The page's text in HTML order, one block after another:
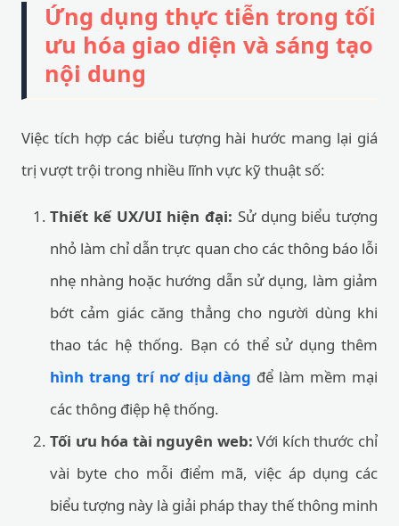
Ứng dụng thực tiễn trong tối
ưu hóa giao diện và sáng tạo
nội dung
Việc tích hợp các biểu tượng hài hước mang lại giá
trị vượt trội trong nhiều lĩnh vực kỹ thuật số:
Thiết kế UX/UI hiện đại: Sử dụng biểu tượng
nhỏ làm chỉ dẫn trực quan cho các thông báo lỗi
nhẹ nhàng hoặc hướng dẫn sử dụng, làm giảm
bớt cảm giác căng thẳng cho người dùng khi
thao tác hệ thống. Bạn có thể sử dụng thêm
hình trang trí nơ dịu dàng để làm mềm mại
các thông điệp hệ thống.
Tối ưu hóa tài nguyên web: Với kích thước chỉ
vài byte cho mỗi điểm mã, việc áp dụng các
biểu tượng này là giải pháp thay thế thông minh